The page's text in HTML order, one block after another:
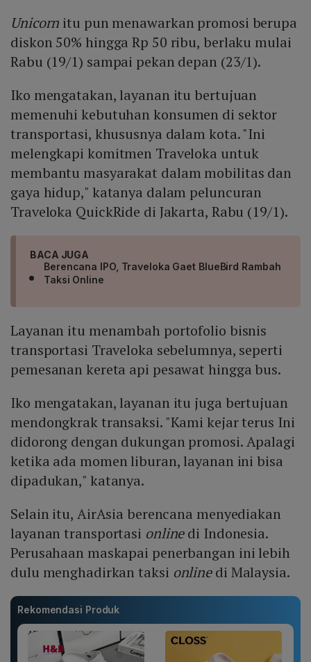
Unicorn itu pun menawarkan promosi berupa
diskon 50% hingga Rp 50 ribu, berlaku mulai
Rabu (19/1) sampai pekan depan (23/1).
Iko mengatakan, layanan itu bertujuan
memenuhi kebutuhan konsumen di sektor
transportasi, khususnya dalam kota. "Ini
melengkapi komitmen Traveloka untuk
membantu masyarakat dalam mobilitas dan
gaya hidup," katanya dalam peluncuran
Traveloka QuickRide di Jakarta, Rabu (19/1).
BACA JUGA
Berencana IPO, Traveloka Gaet BlueBird Rambah
Taksi Online
Layanan itu menambah portofolio bisnis
transportasi Traveloka sebelumnya, seperti
pemesanan kereta api pesawat hingga bus.
Iko mengatakan, layanan itu juga bertujuan
mendongkrak transaksi. "Kami kejar terus Ini
didorong dengan dukungan promosi. Apalagi
ketika ada momen liburan, layanan ini bisa
dipadukan," katanya.
Selain itu, AirAsia berencana menyediakan
layanan transportasi onlinedi Indonesia.
Perusahaan maskapai penerbangan ini lebih
dulu menghadirkan taksi onlinedi Malaysia.
Rekomendasi Produk